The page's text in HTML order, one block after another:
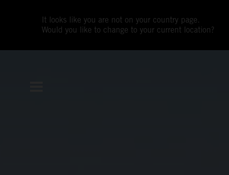
It looks like you are not on your country page.
Would you like to change to your current location?